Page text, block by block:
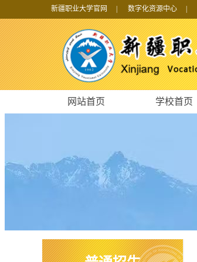
新疆职业大学官网 数字化资源中心
网站首页 学校首页